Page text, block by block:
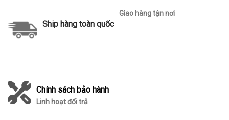
Ship hàng toàn quốc
Giao hàng tận nơi
Chính sách bảo hành
Linh hoạt đổi trả